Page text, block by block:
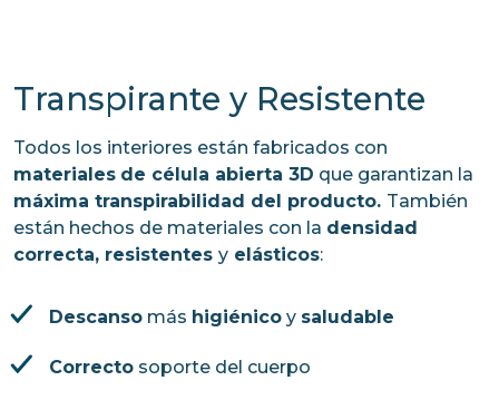
Transpirante y Resistente
Todos los interiores están fabricados con
materiales de célula abierta 3D que garantizan la
máxima transpirabilidad del producto. También
están hechos de materiales con la densidad
correcta, resistentes y elásticos:
Descanso más higiénico y saludable
Correcto soporte del cuerpo